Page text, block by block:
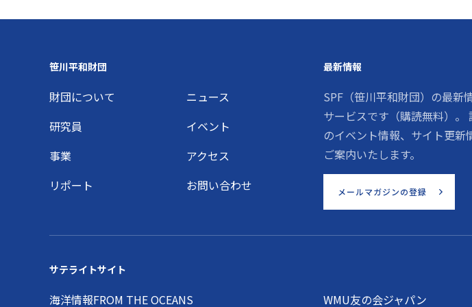
Footer
笹川平和財団
財団について
ニュース
研究員
イベント
事業
アクセス
リポート
お問い合わせ
最新情報
SPF（笹川平和財団）の最新
サービスです（購読無料）。
のイベント情報、サイト更新
ご案内いたします。
メールマガジンの登録
サテライトサイト
海洋情報FROM THE OCEANS WMU友の会ジャパン